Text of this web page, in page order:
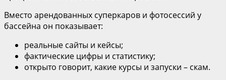
Вместо арендованных суперкаров и фотосессий у
бассейна он показывает:
реальные сайты и кейсы;
фактические цифры и статистику;
открыто говорит, какие курсы и запуски – скам.